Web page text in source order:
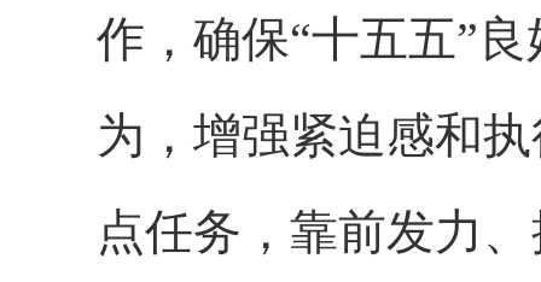
作，确保“十五五”
为，增强紧迫感和
点任务，靠前发力